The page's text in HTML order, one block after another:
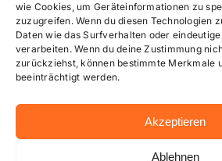
wie Cookies, um Geräteinformationen zu
zuzugreifen. Wenn du diesen Technologien
Daten wie das Surfverhalten oder
verarbeiten. Wenn du deine Zustimmung
zurückziehst, können bestimmte Merkmale
beeinträchtigt werden.
Akzeptieren
Ablehnen
Cookie-Richtlinie (EU)
Mediendaten
© 2026 - Wiesbadenaktuell